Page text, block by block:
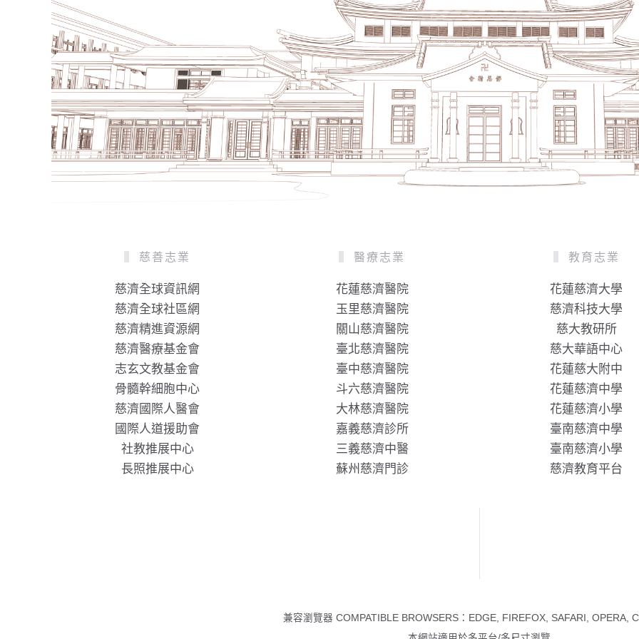
慈善志業
慈濟全球資訊網
慈濟全球社區網
慈濟精進資源網
慈濟醫療基金會
志玄文教基金會
骨髓幹細胞中心
慈濟國際人醫會
國際人道援助會
社教推展中心
長照推展中心
醫療志業
花蓮慈濟醫院
玉里慈濟醫院
關山慈濟醫院
臺北慈濟醫院
臺中慈濟醫院
斗六慈濟醫院
大林慈濟醫院
嘉義慈濟診所
三義慈濟中醫
蘇州慈濟門診
教育志業
花蓮慈濟大學
慈濟科技大學
慈大教研所
慈大華語中心
花蓮慈大附中
花蓮慈濟中學
花蓮慈濟小學
臺南慈濟中學
臺南慈濟小學
慈濟教育平台
兼容瀏覽器 COMPATIBLE BROWSERS：EDGE, FIREFOX, SAFARI, OPERA,